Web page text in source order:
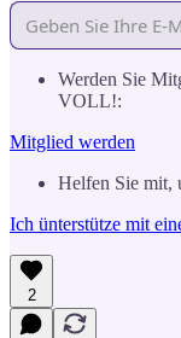
Werden Sie
VOLL!:
Mitglied werden
Helfen Sie mit,
Ich ünterstütze mit
2